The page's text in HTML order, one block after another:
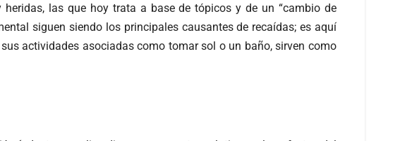
las que hoy trata a base de tópicos y de un “cambio de
siguen siendo los principales causantes de recaídas; es aquí
actividades asociadas como tomar sol o un baño, sirven como